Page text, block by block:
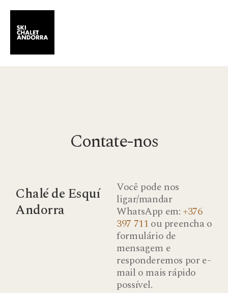
Contate-nos
Chalé de Esquí
Andorra
Você pode nos
ligar/mandar
WhatsApp em: +376
397 711 ou preencha o
formulário de
mensagem e
responderemos por e-
mail o mais rápido
possível.